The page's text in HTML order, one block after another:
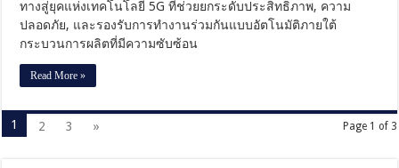
เต็ม
รูป
แบบ
ทางสู่ยุคแห่งเทคโนโลยี 5G ที่ช่วยยกระดับประสิทธิภาพ, ความ
ปลอดภัย, และรองรับการทำงานร่วมกันแบบอัตโนมัติภายใต้
กระบวนการผลิตที่มีความซับซ้อน
Read More »
Page 1 of 3
1 2 3 »